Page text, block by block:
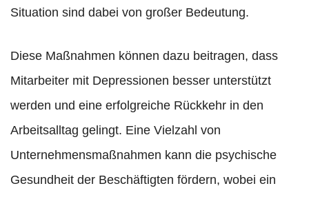
Situation sind dabei von großer Bedeutung.
Diese Maßnahmen können dazu beitragen, dass
Mitarbeiter mit Depressionen besser unterstützt
werden und eine erfolgreiche Rückkehr in den
Arbeitsalltag gelingt. Eine Vielzahl von
Unternehmensmaßnahmen kann die psychische
Gesundheit der Beschäftigten fördern, wobei ein